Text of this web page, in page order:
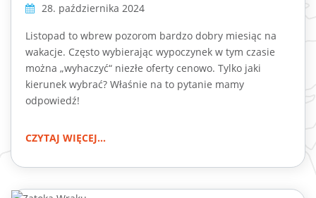
28. października 2024
Listopad to wbrew pozorom bardzo dobry miesiąc na
wakacje. Często wybierając wypoczynek w tym czasie
można „wyhaczyć“ niezłe oferty cenowo. Tylko jaki
kierunek wybrać? Właśnie na to pytanie mamy
odpowiedź!
CZYTAJ WIĘCEJ...